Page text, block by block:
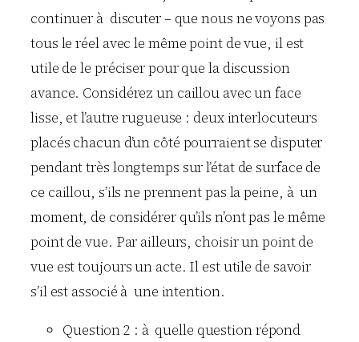
continuer à discuter – que nous ne voyons pas
tous le réel avec le même point de vue, il est
utile de le préciser pour que la discussion
avance. Considérez un caillou avec un face
lisse, et l’autre rugueuse : deux interlocuteurs
placés chacun d’un côté pourraient se disputer
pendant très longtemps sur l’état de surface de
ce caillou, s’ils ne prennent pas la peine, à un
moment, de considérer qu’ils n’ont pas le même
point de vue. Par ailleurs, choisir un point de
vue est toujours un acte. Il est utile de savoir
s’il est associé à une intention.
Question 2 : à quelle question répond